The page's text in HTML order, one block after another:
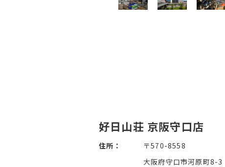
好日山荘 京阪守口店
住所：
〒570-8558
大阪府守口市河原町8-